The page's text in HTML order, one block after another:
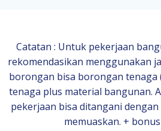
Catatan : Untuk pekerjaan
rekomendasikan menggunakan
borongan bisa borongan tenaga
tenaga plus material bangunan.
pekerjaan bisa ditangani
memuaskan. + bonus